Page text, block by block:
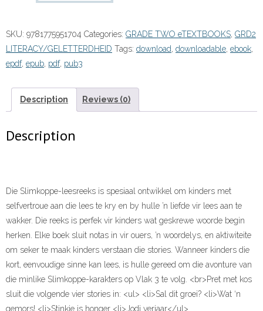
Boek
2:Pret
met
(eBoek)”
(9781775951704)
quantity
SKU: 9781775951704 Categories: GRADE TWO eTEXTBOOKS GRD2
LITERACY/GELETTERDHEID Tags: download downloadable ebook
epdf, epub pdf, pub3
Description Reviews (0)
Description
Die Slimkoppe-leesreeks is spesiaal ontwikkel om kinders met
selfvertroue aan die lees te kry en by hulle ’n liefde vir lees aan te
wakker. Die reeks is perfek vir kinders wat geskrewe woorde begin
herken. Elke boek sluit notas in vir ouers, ’n woordelys, en aktiwiteite
om seker te maak kinders verstaan die stories. Wanneer kinders die
kort, eenvoudige sinne kan lees, is hulle gereed om die avonture van
die minlike Slimkoppe-karakters op Vlak 3 te volg. <br>Pret met kos
sluit die volgende vier stories in: <ul> <li>Sal dit groei? <li>Wat ‘n
gemors! <li>Stinkie is honger <li>Jodi verjaar</ul>